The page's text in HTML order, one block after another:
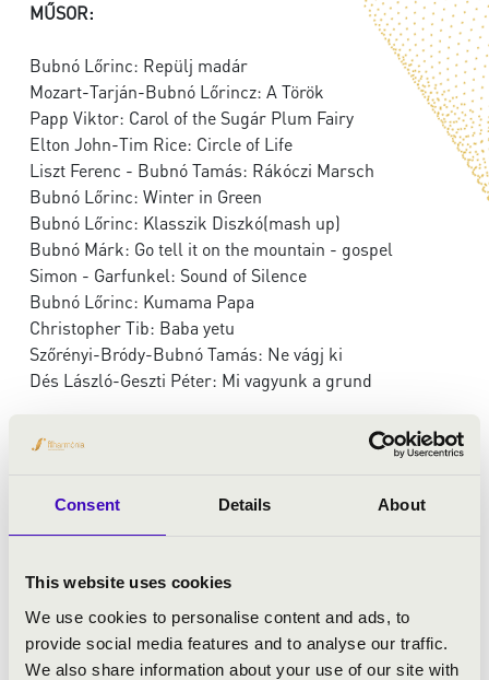
Consent Details About
This website uses cookies
We use cookies to personalise content and ads, to
provide social media features and to analyse our traffic.
We also share information about your use of our site with
MŰSOR:
Bubnó Lőrinc: Repülj madár
Mozart-Tarján-Bubnó Lőrincz: A Török
Papp Viktor: Carol of the Sugár Plum Fairy
Elton John-Tim Rice: Circle of Life
Liszt Ferenc - Bubnó Tamás: Rákóczi Marsch
Bubnó Lőrinc: Winter in Green
Bubnó Lőrinc: Klasszik Diszkó(mash up)
Bubnó Márk: Go tell it on the mountain - gospel
Simon - Garfunkel: Sound of Silence
Bubnó Lőrinc: Kumama Papa
Christopher Tib: Baba yetu
Szőrényi-Bródy-Bubnó Tamás: Ne vágj ki
Dés László-Geszti Péter: Mi vagyunk a grund